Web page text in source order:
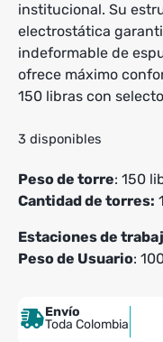
institucional. Su
electrostática
indeformable de
ofrece máximo
150 libras con
3 disponibles
Peso de torre: 150
Cantidad de torres: 1
Estaciones de
Peso de Usuario:
Envío
Toda Colombia